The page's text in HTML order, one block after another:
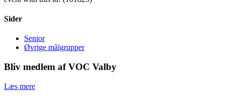
Sider
Senior
Øvrige målgrupper
Bliv medlem af VOC Valby
Læs mere